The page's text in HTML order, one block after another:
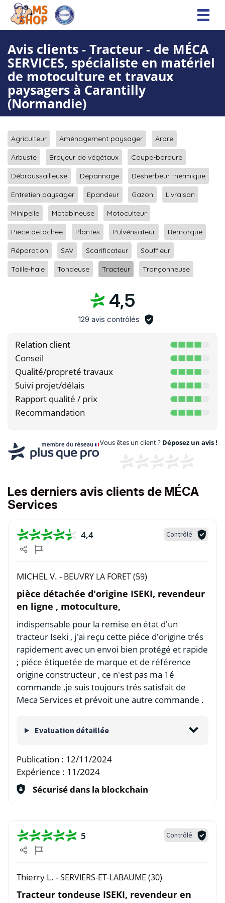
Avis clients - Tracteur - de MÉCA
SERVICES, spécialiste en matériel
de motoculture et travaux
paysagers à Carantilly
(Normandie)
Agriculteur Aménagement paysager Arbre
Arbuste Broyeur de végétaux Coupe-bordure
Débroussailleuse Dépannage Désherbeur thermique
Entretien paysager Epandeur Gazon Livraison
Minipelle Motobineuse Motoculteur
Pièce détachée Plantes Pulvérisateur Remorque
Réparation SAV Scarificateur Souffleur
Taille-haie Tondeuse Tracteur Tronçonneuse
4,5
129 avis contrôlés
Relation client
Conseil
Qualité/propreté travaux
Suivi projet/délais
Rapport qualité / prix
Recommandation
Vous êtes un client ? Déposez un avis !
Les derniers avis clients de MÉCA
Services
4,4 Contrôlé
MICHEL V. - BEUVRY LA FORET (59)
pièce détachée d'origine ISEKI, revendeur
en ligne , motoculture,
indispensable pour la remise en état d'un
tracteur Iseki , j'ai reçu cette piéce d'origine trés
rapidement avec un envoi bien protégé et rapide
; piéce étiquetée de marque et de référence
origine constructeur , ce n'est pas ma 1é
commande ,je suis toujours trés satisfait de
Meca Services et prévoit une autre commande .
Evaluation détaillée
Publication : 12/11/2024
Expérience : 11/2024
Sécurisé dans la blockchain
5 Contrôlé
Thierry L. -SERVIERS-ET-LABAUME (30)
Tracteur tondeuse ISEKI, revendeur en